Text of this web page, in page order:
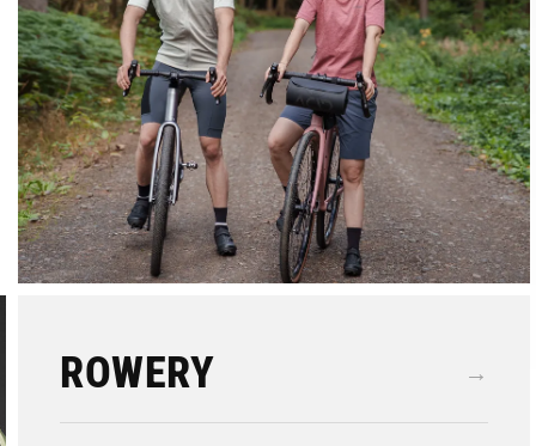
ROWERY →